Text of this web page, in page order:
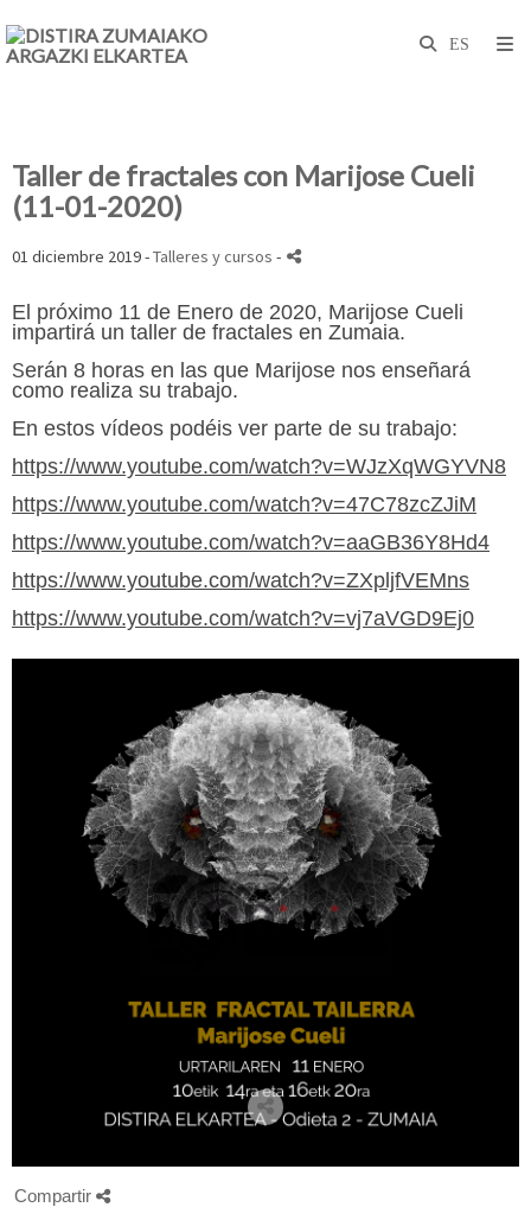
Taller de fractales con Marijose Cueli
(11-01-2020)
01 diciembre 2019 -Talleres y cursos -
El próximo 11 de Enero de 2020, Marijose Cueli
impartirá un taller de fractales en Zumaia.
Serán 8 horas en las que Marijose nos enseñará
como realiza su trabajo.
En estos vídeos podéis ver parte de su trabajo:
https://www.youtube.com/watch?v=WJzXqWGYVN8
https://www.youtube.com/watch?v=47C78zcZJiM
https://www.youtube.com/watch?v=aaGB36Y8Hd4
https://www.youtube.com/watch?v=ZXpljfVEMns
https://www.youtube.com/watch?v=vj7aVGD9Ej0
Compartir